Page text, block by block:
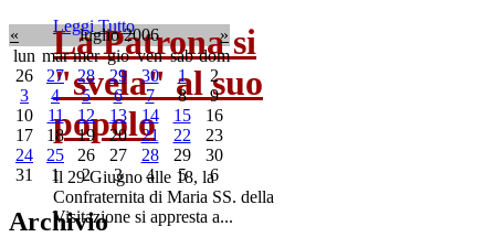
Leggi Tutto
La Patrona si
"svela" al suo
popolo
Il 29 Giugno alle 18, la
Confraternita di Maria SS. della
Visitazione si appresta a...
« luglio 2006
»
lun mar mer gio ven sab dom
26
27 28 29 30 1
2
3
4 5 6 7 8
9
10
11 12 13 14 15
16
17
18 19 20 21 22
23
24
25 26 27 28 29
30
31
1 2 3 4 5 6
Archivio